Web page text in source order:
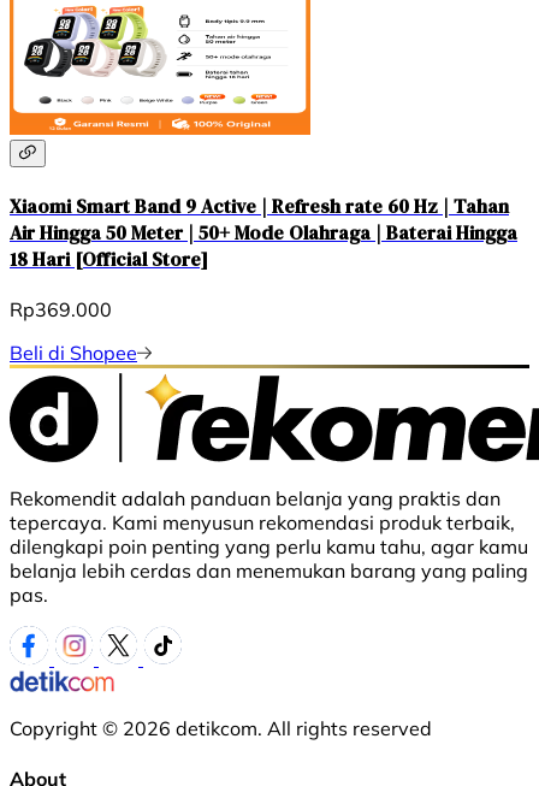
Xiaomi Smart Band 9 Active | Refresh rate 60 Hz | Tahan
Air Hingga 50 Meter | 50+ Mode Olahraga | Baterai Hingga
18 Hari [Official Store]
Rp369.000
Beli di Shopee
Rekomendit adalah panduan belanja yang praktis dan
tepercaya. Kami menyusun rekomendasi produk terbaik,
dilengkapi poin penting yang perlu kamu tahu, agar kamu
belanja lebih cerdas dan menemukan barang yang paling
pas.
Copyright © 2026 detikcom. All rights reserved
About